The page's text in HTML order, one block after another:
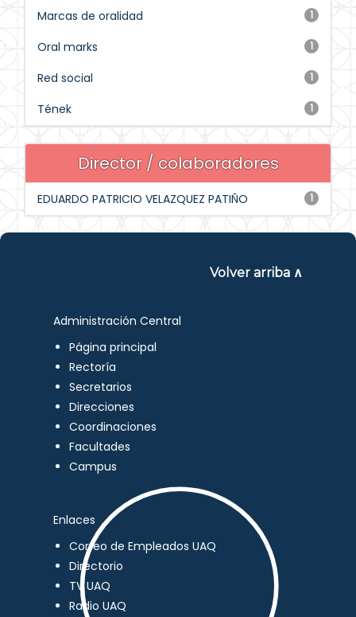
1
Marcas de oralidad
1
Oral marks
1
Red social
1
Tének
Director / colaboradores
1
EDUARDO PATRICIO VELAZQUEZ PATIÑO
Volver arriba ∧
Administración Central
Página principal
Rectoría
Secretarios
Direcciones
Coordinaciones
Facultades
Campus
Enlaces
Correo de Empleados UAQ
Directorio
TV UAQ
Radio UAQ